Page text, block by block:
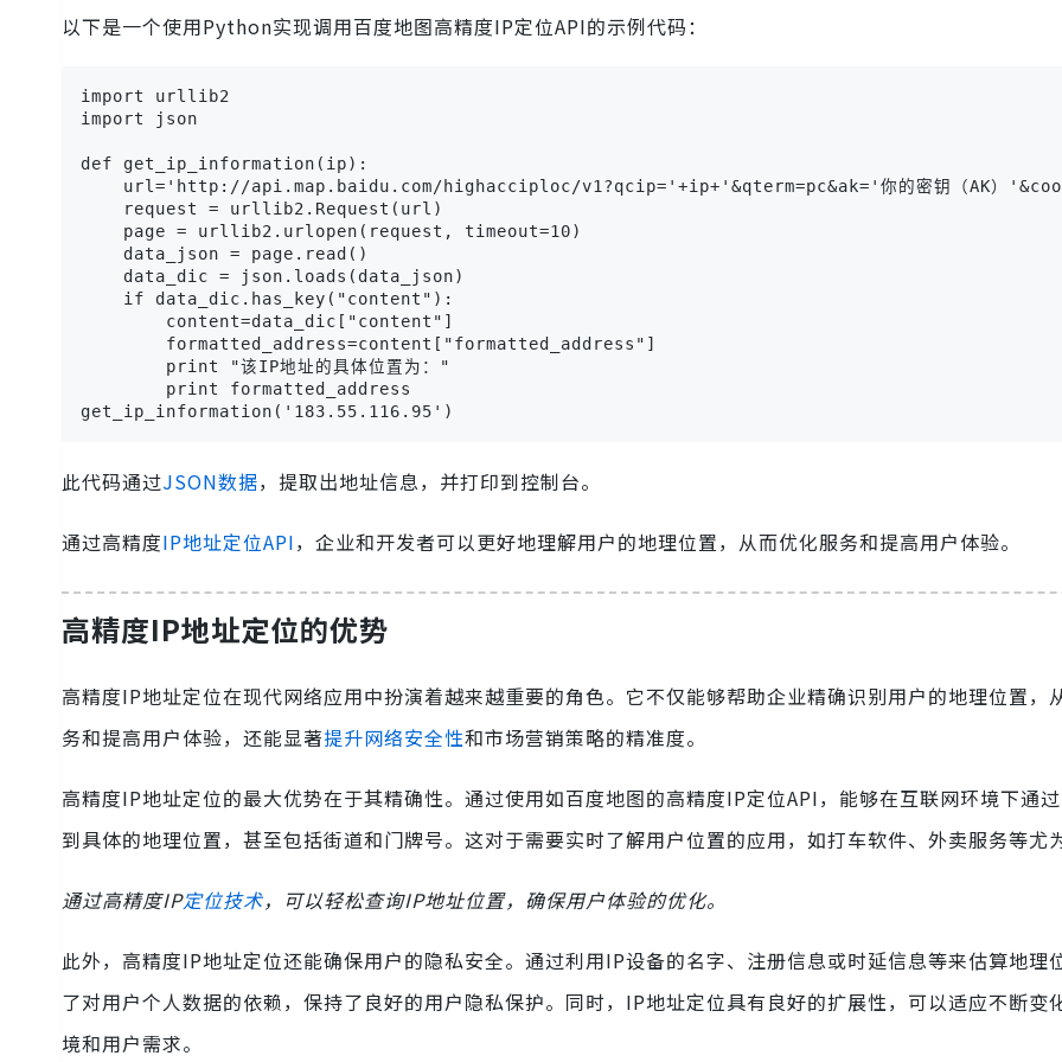
以下是一个使用Python实现调用百度地图高精度IP定位API的示例代码：
import urllib2
import json
def get_ip_information(ip):
url='http://api.map.baidu.com/highacciploc/v1?qcip='+ip+'&qterm=pc&ak='你的密钥（AK）
    request = urllib2.Request(url)
    page = urllib2.urlopen(request, timeout=10)
    data_json = page.read()
    data_dic = json.loads(data_json)
    if data_dic.has_key("content"):
        content=data_dic["content"]
        formatted_address=content["formatted_address"]
        print "该IP地址的具体位置为："
        print formatted_address
get_ip_information('183.55.116.95')
此代码通过JSON数据，提取出地址信息，并打印到控制台。
通过高精度IP地址定位API，企业和开发者可以更好地理解用户的地理位置，从而优化服务和提高用户体验。
高精度IP地址定位的优势
高精度IP地址定位在现代网络应用中扮演着越来越重要的角色。它不仅能够帮助企业精确识别用户的地理位置，
务和提高用户体验，还能显著提升网络安全性和市场营销策略的精准度。
高精度IP地址定位的最大优势在于其精确性。通过使用如百度地图的高精度IP定位API，能够在互联网环境下通
到具体的地理位置，甚至包括街道和门牌号。这对于需要实时了解用户位置的应用，如打车软件、外卖服务等尤
通过高精度IP定位技术，可以轻松查询IP地址位置，确保用户体验的优化。
此外，高精度IP地址定位还能确保用户的隐私安全。通过利用IP设备的名字、注册信息或时延信息等来估算地理
了对用户个人数据的依赖，保持了良好的用户隐私保护。同时，IP地址定位具有良好的扩展性，可以适应不断变
境和用户需求。